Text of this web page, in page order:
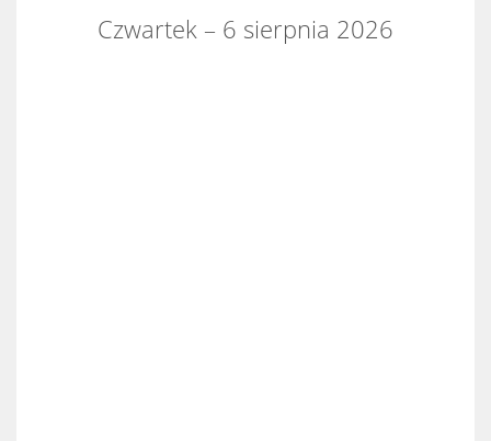
Czwartek – 6 sierpnia 2026